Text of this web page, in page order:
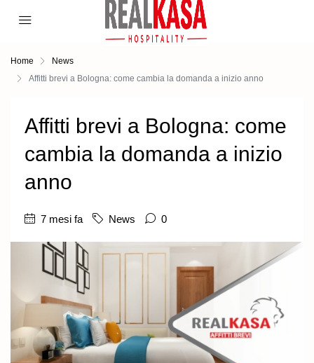
Home
News
Affitti brevi a Bologna: come cambia la domanda a inizio anno
Affitti brevi a Bologna: come
cambia la domanda a inizio
anno
7 mesi fa News 0